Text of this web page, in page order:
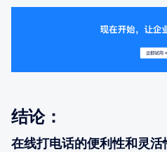
结论：
在线打电话的便利性和灵